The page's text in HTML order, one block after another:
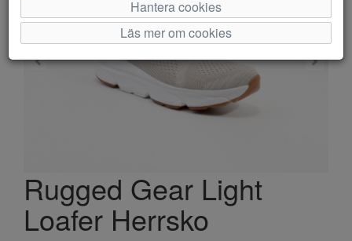
Rugged Gear Light
Loafer Herrsko
Hantera cookies
Läs mer om cookies